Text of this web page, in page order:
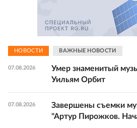
НОВОСТИ ВАЖНЫЕ НОВОСТИ
07.08.2026
Умер знаменитый
Уильям Орбит
07.08.2026
Завершены съемки
"Артур Пирожков.